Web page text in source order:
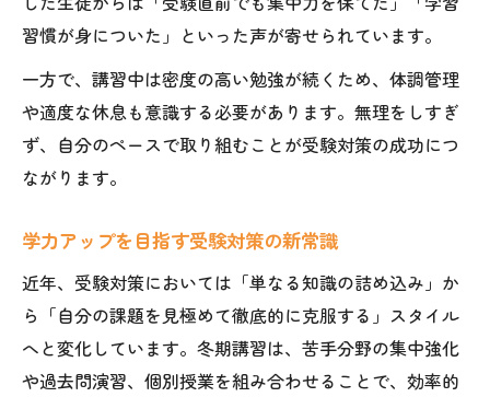
習慣が身についた」といった声が寄せられています。
一方で、講習中は密度の高い勉強が続くため、体調管理
や適度な休息も意識する必要があります。無理をしすぎ
ず、自分のペースで取り組むことが受験対策の成功につ
ながります。
学力アップを目指す受験対策の新常識
近年、受験対策においては「単なる知識の詰め込み」か
ら「自分の課題を見極めて徹底的に克服する」スタイル
へと変化しています。冬期講習は、苦手分野の集中強化
や過去問演習、個別授業を組み合わせることで、効率的